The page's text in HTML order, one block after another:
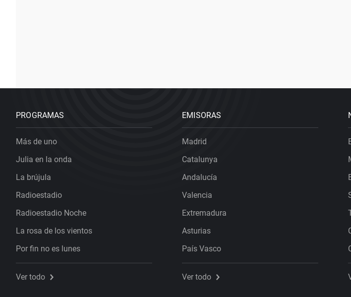
PROGRAMAS
Más de uno
Julia en la onda
La brújula
Radioestadio
Radioestadio Noche
La rosa de los vientos
Por fin no es lunes
Ver todo
EMISORAS
Madrid
Catalunya
Andalucía
Valencia
Extremadura
Asturias
País Vasco
Ver todo